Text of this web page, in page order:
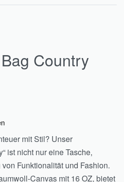
Country
mit Stil? Unser
ist nicht nur eine Tasche,
Funktionalität und Fashion.
Canvas mit 16 OZ, bietet